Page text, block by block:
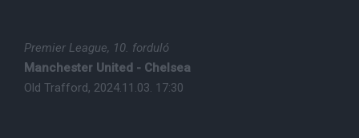
Premier League, 10. forduló
Manchester United - Chelsea
Old Trafford, 2024.11.03. 17:30